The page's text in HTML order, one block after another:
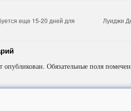
еще 15-20 дней для
Луиджи
опубликован. Обязательные поля